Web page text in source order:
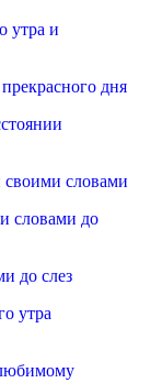
дня
своими словами
до слез